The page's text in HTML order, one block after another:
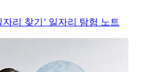
자리 찾기’ 일자리 탐험 노트